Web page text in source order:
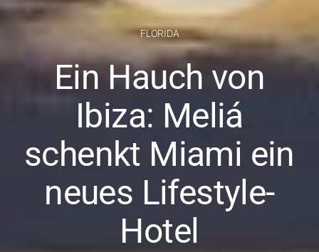
FLORIDA
Ein Hauch von
Ibiza: Meliá
schenkt Miami ein
neues Lifestyle-
Hotel